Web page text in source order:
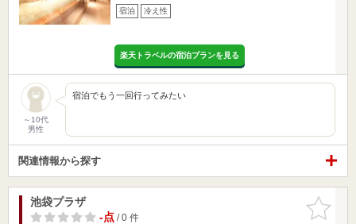
宿泊 冷え性
楽天トラベルの宿泊プランを見る
～10代
男性
宿泊でもう一回行ってみたい
関連情報から探す
お気に入
りに追加
池袋プラザ
-点/ 0 件